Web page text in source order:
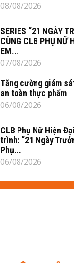
08/08/2026
SERIES “21 NGÀY
CÙNG CLB PHỤ NỮ
EM...
07/08/2026
Tăng cường giám
an toàn thực phẩm
06/08/2026
CLB Phụ Nữ Hiện
trình: “21 Ngày
Phụ...
06/08/2026